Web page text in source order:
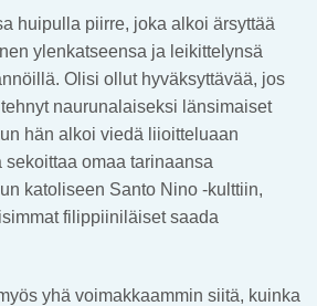
huipulla piirre, joka alkoi ärsyttää
ylenkatseensa ja leikittelynsä
Olisi ollut hyväksyttävää, jos
naurunalaiseksi länsimaiset
hän alkoi viedä liioitteluaan
omaa tarinaansa
katoliseen Santo Nino -kulttiin,
filippiiniläiset saada
yhä voimakkaammin siitä, kuinka